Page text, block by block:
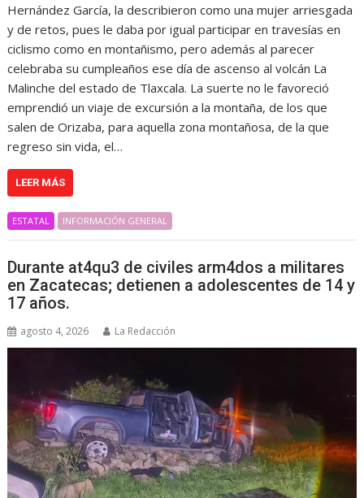
Hernández García, la describieron como una mujer arriesgada
y de retos, pues le daba por igual participar en travesías en
ciclismo como en montañismo, pero además al parecer
celebraba su cumpleaños ese día de ascenso al volcán La
Malinche del estado de Tlaxcala. La suerte no le favoreció
emprendió un viaje de excursión a la montaña, de los que
salen de Orizaba, para aquella zona montañosa, de la que
regreso sin vida, el…
LEER MÁS
ESTATAL INFORMACIÓN GENERAL
Durante at4qu3 de civiles arm4dos a militares
en Zacatecas; detienen a adolescentes de 14 y
17 años.
agosto 4, 2026 La Redacción